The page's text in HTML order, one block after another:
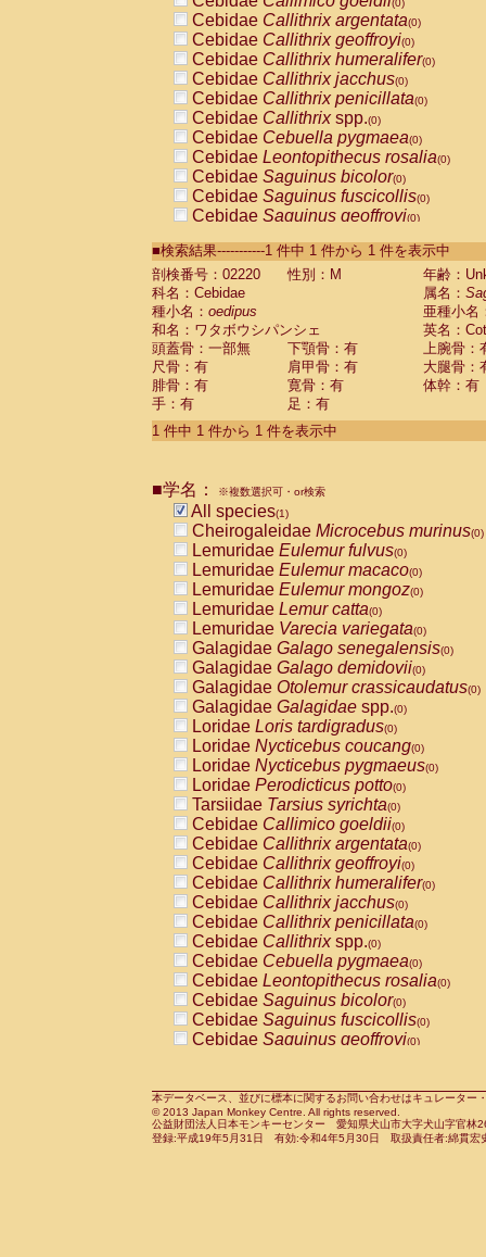
(0)
Cebidae Callithrix argentata(0)
Cebidae Callithrix geoffroyi(0)
Cebidae Callithrix humeralifer(0)
Cebidae Callithrix jacchus(0)
Cebidae Callithrix penicillata(0)
Cebidae Callithrixspp.(0)
Cebidae Cebuella pygmaea(0)
Cebidae Leontopithecus rosalia(0)
Cebidae Saguinus bicolor(0)
Cebidae Saguinus fuscicollis(0)
Cebidae Saguinus geoffroyi(0)
CebidaeSaguinus labiatus(0)
Cebidae Saguinus leucopus (0)
Cebidae
Cebidae
CebidaeSaguinus nigricollis (0)
Cebidae Saguinus oedipus
Cebidae Saguinus weddelli
Cebidae Saguinusspp.
Cebidae Aotus trivirgatus
Cebidae Cebus albifrons
CebidaeCebus nigrivittatus
CebidaeCebus
CebidaeSaimiri boliviensis(0)
CebidaeSaimiri sciureus(0)
AtelidaeAlouatta caraya(0)
AtelidaeAlouatta fusca(0)
AtelidaeAlouatta seniculus
AtelidaeAlouattaspp.(0)
AtelidaeAteles belzebuth(0)
AtelidaeAteles geoffroyi(0)
AtelidaeAteles paniscus(0)
AtelidaeAtelesspp.(0)
Atelidae Lagothrix lagothricha
AtelidaeLagothrix lagothricha cana
PitheciidaeCacajao calvus
PitheciidaeCallicebus cupreus
PitheciidaeCallicebus donacophilus
PitheciidaeCallicebus moloch
PitheciidaeCallicebus torquatus
PitheciidaeCallicebusspp.(0)
PitheciidaeChiropotes satanas(0)
PitheciidaePithecia monachus
PitheciidaePithecia pithecia(0)
CercopithecidaeCercocebus agilis
CercopithecidaeCercocebus
CercopithecidaeCercocebus
CercopithecidaeCercocebus
CercopithecidaeCercocebus
CercopithecidaeCercocebushybrid
CercopithecidaePapio anubis(0)
CercopithecidaePapio cynocephalus
CercopithecidaePapio hamadryas(0)
■検索結果-----------1 件中 1 件から 1 件を表示中
剖検番号：02220
性別：M
年齢：
科名：Cebidae
属名：
種小名： oedipus
亜種小名
和名：ワタボウシパンシェ
英名：
頭蓋骨：一部無
下顎骨：有
上腕骨：
尺骨：有
肩甲骨：有
大腿骨：
腓骨：有
寛骨：有
体幹：有
手：有
足：有
1 件中 1 件から 1 件を表示中
■学名： ※複数選択可・or検索
All species(1)
Cheirogaleidae Microcebus murinus(0)
Lemuridae Eulemur fulvus(0)
Lemuridae Eulemur macaco(0)
Lemuridae Eulemur mongoz(0)
Lemuridae Lemur catta(0)
Lemuridae Varecia variegata(0)
Galagidae Galago senegalensis(0)
Galagidae Galago demidovii(0)
Galagidae Otolemur crassicaudatus(0)
Galagidae Galagidae spp.(0)
Loridae Loris tardigradus(0)
Loridae Nycticebus coucang(0)
Loridae Nycticebus pygmaeus(0)
Loridae Perodicticus potto(0)
Tarsiidae Tarsius syrichta(0)
Cebidae Callimico goeldii(0)
Cebidae Callithrix argentata(0)
Cebidae Callithrix geoffroyi(0)
Cebidae Callithrix humeralifer(0)
Cebidae Callithrix jacchus(0)
Cebidae Callithrix penicillata(0)
Cebidae Callithrixspp.(0)
Cebidae Cebuella pygmaea(0)
Cebidae Leontopithecus rosalia(0)
Cebidae Saguinus bicolor(0)
Cebidae Saguinus fuscicollis(0)
Cebidae Saguinus geoffroyi(0)
CebidaeSaguinus leucopus(0)
CebidaeSaguinus midas(0)
Cebidae Saguinus mystax(0)
本データベース、並びに標本に関するお問い合わせはキュレータ
© 2013 Japan Monkey Centre. All rights reserved.
公益財団法人日本モンキーセンター 愛知県犬山市大字犬山字官
登録:平成19年5月31日 有効:令和4年5月30日 取扱責任者:綿貫宏